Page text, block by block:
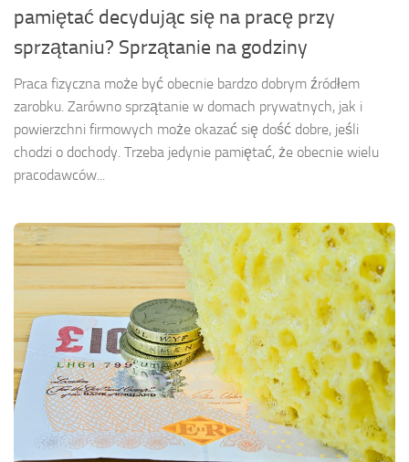
pamiętać decydując się na pracę przy
sprzątaniu? Sprzątanie na godziny
Praca fizyczna może być obecnie bardzo dobrym źródłem
zarobku. Zarówno sprzątanie w domach prywatnych, jak i
powierzchni firmowych może okazać się dość dobre, jeśli
chodzi o dochody. Trzeba jedynie pamiętać, że obecnie wielu
pracodawców...